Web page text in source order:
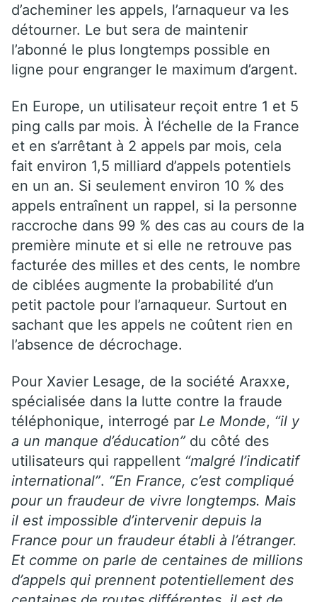
d’acheminer les appels, l’arnaqueur va les
détourner. Le but sera de maintenir
l’abonné le plus longtemps possible en
ligne pour engranger le maximum d’argent.
En Europe, un utilisateur reçoit entre 1 et 5
ping calls par mois. À l’échelle de la France
et en s’arrêtant à 2 appels par mois, cela
fait environ 1,5 milliard d’appels potentiels
en un an. Si seulement environ 10 % des
appels entraînent un rappel, si la personne
raccroche dans 99 % des cas au cours de la
première minute et si elle ne retrouve pas
facturée des milles et des cents, le nombre
de ciblées augmente la probabilité d’un
petit pactole pour l’arnaqueur. Surtout en
sachant que les appels ne coûtent rien en
l’absence de décrochage.
Pour Xavier Lesage, de la société Araxxe,
spécialisée dans la lutte contre la fraude
téléphonique, interrogé par Le Monde, “il y
a un manque d’éducation” du côté des
utilisateurs qui rappellent “malgré l’indicatif
international”. “En France, c’est compliqué
pour un fraudeur de vivre longtemps. Mais
il est impossible d’intervenir depuis la
France pour un fraudeur établi à l’étranger.
Et comme on parle de centaines de millions
d’appels qui prennent potentiellement des